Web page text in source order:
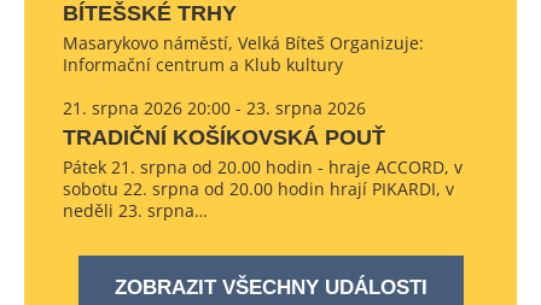
BÍTEŠSKÉ TRHY
Masarykovo náměstí, Velká Bíteš Organizuje:
Informační centrum a Klub kultury
21. srpna 2026 20:00 - 23. srpna 2026
TRADIČNÍ KOŠÍKOVSKÁ POUŤ
Pátek 21. srpna od 20.00 hodin - hraje ACCORD, v
sobotu 22. srpna od 20.00 hodin hrají PIKARDI, v
neděli 23. srpna…
ZOBRAZIT VŠECHNY UDÁLOSTI